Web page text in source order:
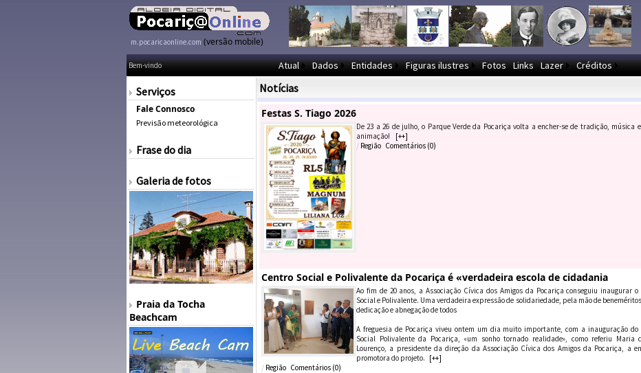
m.pocaricaonline.com (versão mobile)
Bem-vindo Atual Dados Entidades Figuras ilustres Fotos Links Lazer Créditos
Serviços
Fale Connosco
Previsão meteorológica
Frase do dia
Galeria de fotos
Praia da Tocha
Beachcam
Notícias
Festas S. Tiago 2026
De 23 a 26 de julho, o Parque Verde da Pocariça volta a encher-se de tradição, música
animação!
[++]
/ Região Comentários (0)
Centro Social e Polivalente da Pocariça é «verdadeira escola de cidadania
Ao fim de 20 anos, a Associação Cívica dos Amigos da Pocariça conseguiu inaugurar o
Social e Polivalente. Uma verdadeira expressão de solidariedade, pela mão de
dedicação e abnegação de todos
A freguesia de Pocariça viveu ontem um dia muito importante, com a inauguração do
Social Polivalente da Pocariça, «um sonho tornado realidade», como referiu Maria
Lourenço, a presidente da direção da Associação Cívica dos Amigos da Pocariça, a
promotora do projeto. [++]
/ Região Comentários (0)